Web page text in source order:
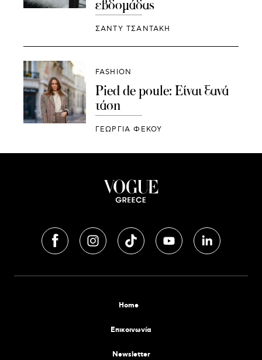
εβδομάδας
ΣΑΝΤΥ ΤΣΑΝΤΑΚΗ
FASHION
Pied de poule: Είναι ξανά
τάση
ΓΕΩΡΓΙΑ ΦΕΚΟΥ
Home
Επικοινωνία
Newsletter